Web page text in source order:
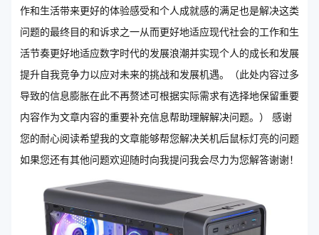
作和生活带来更好的体验感受和个人成就感的满足也是解决这类
问题的最终目的和诉求之一从而更好地适应现代社会的工作和生
活节奏更好地适应数字时代的发展浪潮并实现个人的成长和发展
提升自我竞争力以应对未来的挑战和发展机遇。（此处内容过多
导致的信息膨胀在此不再赘述可根据实际需求有选择地保留重要
内容作为文章内容的重要补充信息帮助理解解决问题。） 感谢
您的耐心阅读希望我的文章能够帮您解决关机后鼠标灯亮的问题
如果您还有其他问题欢迎随时向我提问我会尽力为您解答谢谢！